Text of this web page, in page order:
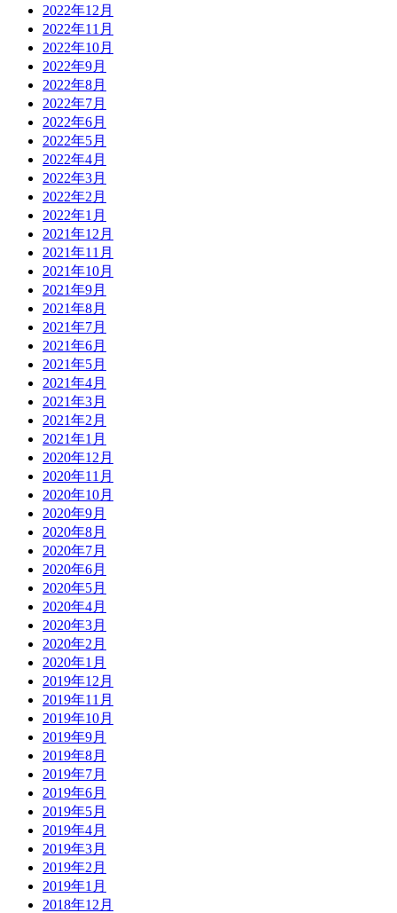
2022年12月
2022年11月
2022年10月
2022年9月
2022年8月
2022年7月
2022年6月
2022年5月
2022年4月
2022年3月
2022年2月
2022年1月
2021年12月
2021年11月
2021年10月
2021年9月
2021年8月
2021年7月
2021年6月
2021年5月
2021年4月
2021年3月
2021年2月
2021年1月
2020年12月
2020年11月
2020年10月
2020年9月
2020年8月
2020年7月
2020年6月
2020年5月
2020年4月
2020年3月
2020年2月
2020年1月
2019年12月
2019年11月
2019年10月
2019年9月
2019年8月
2019年7月
2019年6月
2019年5月
2019年4月
2019年3月
2019年2月
2019年1月
2018年12月